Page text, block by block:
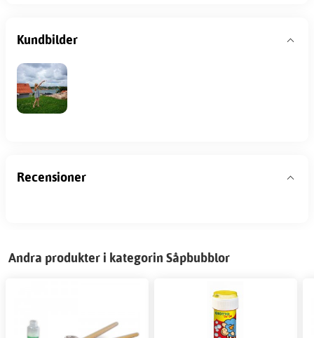
Kundbilder
Recensioner
Andra produkter i kategorin Såpbubblor